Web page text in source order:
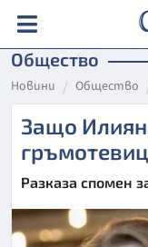
Общество
Новини Общество
Защо
Разказа спомен